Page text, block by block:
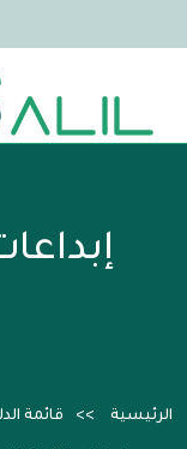
الرئيسية قائمة